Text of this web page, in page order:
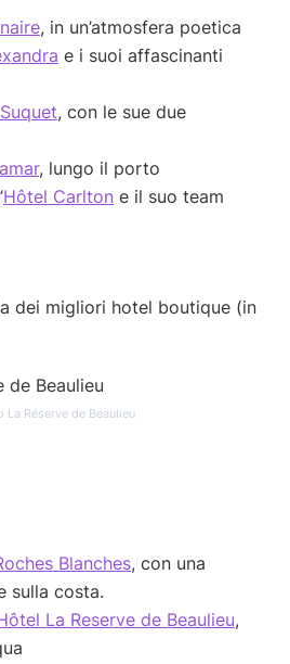
, in un’atmosfera poetica
e i suoi affascinanti
, con le sue due
, lungo il porto
Hôtel Carlton e il suo team
dei migliori hotel boutique (in
La Réserve de Beaulieu
Blanches, con una
sulla costa.
La Reserve de Beaulieu,